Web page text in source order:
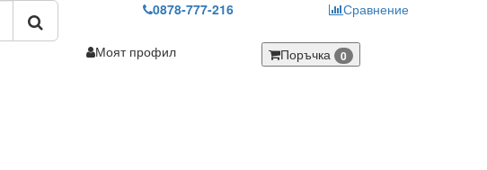
0878-777-216 Сравнение
Моят профил Поръчка 0